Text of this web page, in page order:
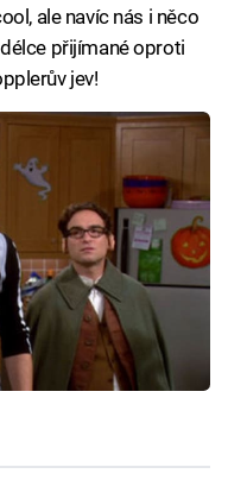
ale navíc nás i něco
přijímané oproti
jev!